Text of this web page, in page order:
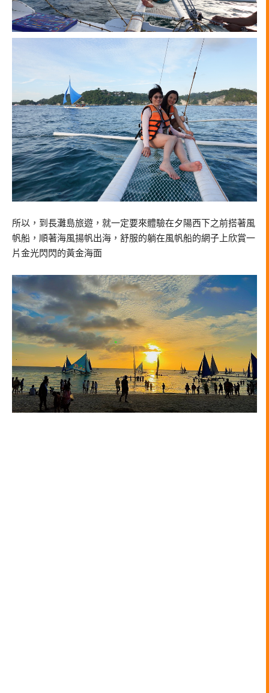
所以，到長灘島旅遊，就一定要來體驗在夕陽西下之前搭著風
帆船，順著海風揚帆出海，舒服的躺在風帆船的網子上欣賞一
片金光閃閃的黃金海面